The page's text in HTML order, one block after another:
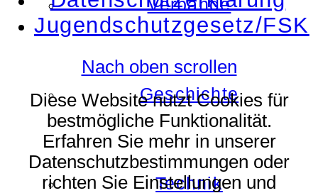
Verbände
Geschichte
Technik
Jugendschutzgesetz/FSK
Nach oben scrollen
Diese Website nutzt Cookies für
bestmögliche Funktionalität.
Erfahren Sie mehr in unserer
Datenschutzbestimmungen oder
richten Sie Einstellungen und